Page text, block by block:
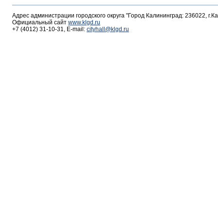
Адрес администрации городского округа "Город Калининград: 236022,
Официальный сайт www.klgd.ru
+7 (4012) 31-10-31, E-mail: cityhall@klgd.ru